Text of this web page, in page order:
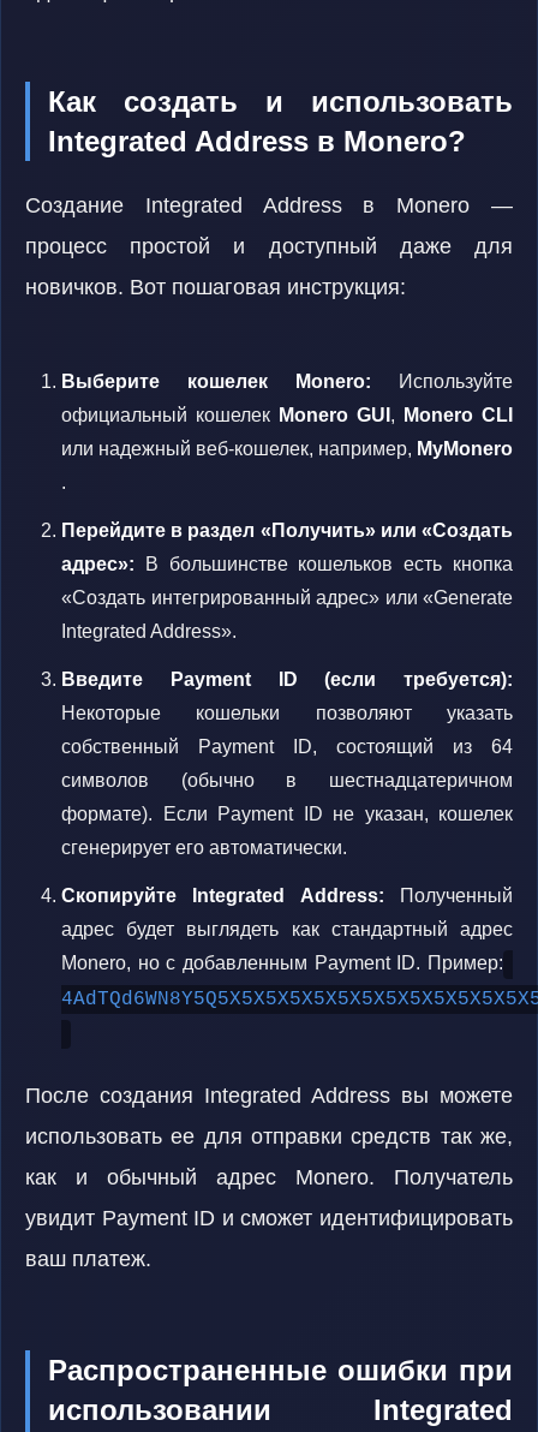
Как создать и использовать
Integrated Address в Monero?
Создание Integrated Address в Monero —
процесс простой и доступный даже для
новичков. Вот пошаговая инструкция:
Выберите кошелек Monero: Используйте
официальный кошелек Monero GUI ,
Monero CLI
или надежный веб-кошелек, например, MyMonero
.
Перейдите в раздел «Получить» или «Создать
адрес»: В большинстве кошельков есть кнопка
«Создать интегрированный адрес» или «Generate
Integrated Address».
Введите Payment ID (если требуется):
Некоторые кошельки позволяют указать
собственный Payment ID, состоящий из 64
символов (обычно в шестнадцатеричном
формате). Если Payment ID не указан, кошелек
сгенерирует его автоматически.
Скопируйте Integrated Address: Полученный
адрес будет выглядеть как стандартный адрес
Monero, но с добавленным Payment ID. Пример:
После создания Integrated Address вы можете
использовать ее для отправки средств так же,
как и обычный адрес Monero. Получатель
увидит Payment ID и сможет идентифицировать
ваш платеж.
Распространенные ошибки при
использовании Integrated